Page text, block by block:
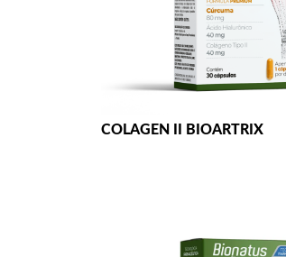
COLAGEN II BIOARTRIX